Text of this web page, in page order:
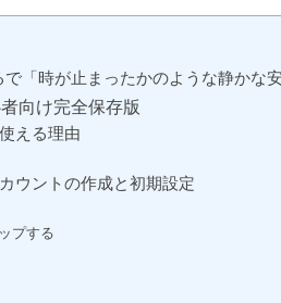
「時が止まったかのような静かな安
向け完全保存版
える理由
ウントの作成と初期設定
プする